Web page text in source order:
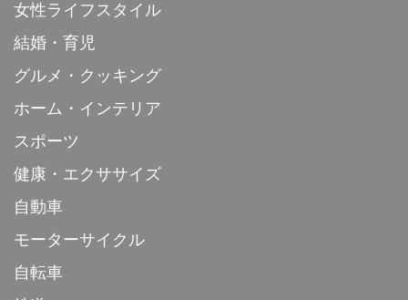
女性ライフスタイル
結婚・育児
グルメ・クッキング
ホーム・インテリア
スポーツ
健康・エクササイズ
自動車
モーターサイクル
自転車